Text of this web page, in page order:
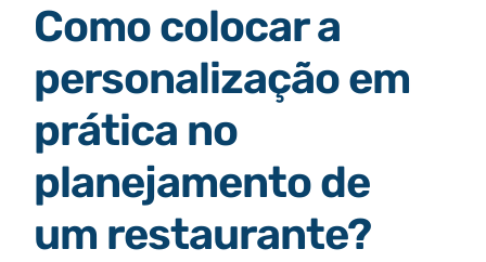
Como colocar a
personalização em
prática no
planejamento de
um restaurante?